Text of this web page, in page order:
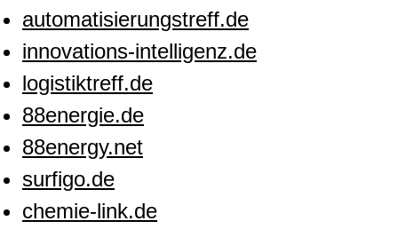
automatisierungstreff.de
innovations-intelligenz.de
logistiktreff.de
88energie.de
88energy.net
surfigo.de
chemie-link.de